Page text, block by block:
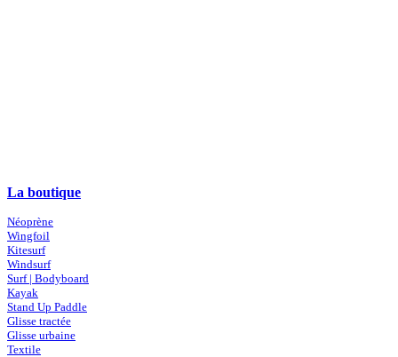
La boutique
Néoprène
Wingfoil
Kitesurf
Windsurf
Surf | Bodyboard
Kayak
Stand Up Paddle
Glisse tractée
Glisse urbaine
Textile